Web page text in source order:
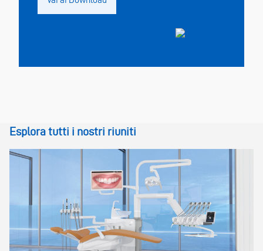
Esplora tutti i nostri riuniti